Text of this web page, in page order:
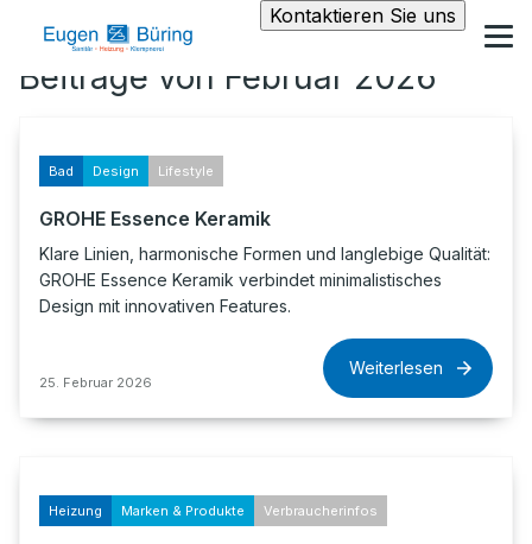
Kontaktieren Sie uns
Beiträge von Februar 2026
Bad Design Lifestyle
GROHE Essence Keramik
Klare Linien, harmonische Formen und langlebige Qualität:
GROHE Essence Keramik verbindet minimalistisches
Design mit innovativen Features.
25. Februar 2026
Weiterlesen
Heizung Marken & Produkte Verbraucherinfos